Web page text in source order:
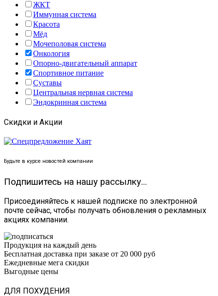
ЖКТ
Иммунная система
Красота
Мёд
Мочеполовая система
Онкология
Опорно-двигательный аппарат
Спортивное питание
Суставы
Центральная нервная система
Эндокринная система
Скидки и Акции
Будьте в курсе новостей компании
Подпишитесь на нашу рассылку...
Присоединяйтесь к нашей подписке по электронной
почте сейчас, чтобы получать обновления о рекламных
акциях компании.
Продукция на каждый день
Бесплатная доставка при заказе от 20 000 руб
Ежедневные мега скидки
Выгодные цены
ДЛЯ ПОХУДЕНИЯ